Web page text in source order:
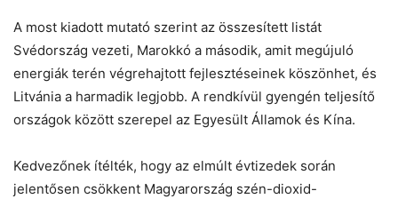
A most kiadott mutató szerint az összesített listát
Svédország vezeti, Marokkó a második, amit megújuló
energiák terén végrehajtott fejlesztéseinek köszönhet, és
Litvánia a harmadik legjobb. A rendkívül gyengén teljesítő
országok között szerepel az Egyesült Államok és Kína.
Kedvezőnek ítélték, hogy az elmúlt évtizedek során
jelentősen csökkent Magyarország szén-dioxid-